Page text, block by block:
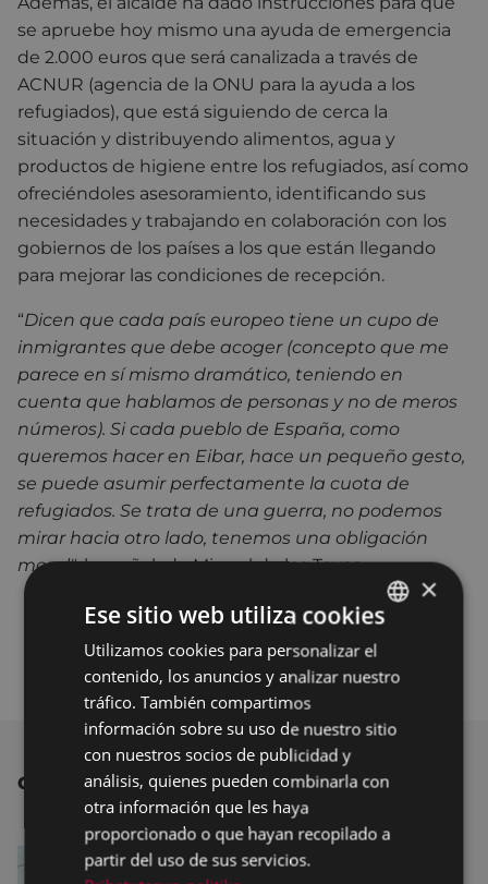
se apruebe hoy mismo una ayuda de emergencia
de 2.000 euros que será canalizada a través de
ACNUR (agencia de la ONU para la ayuda a los
refugiados), que está siguiendo de cerca la
situación y distribuyendo alimentos, agua y
productos de higiene entre los refugiados, así como
ofreciéndoles asesoramiento, identificando sus
necesidades y trabajando en colaboración con los
gobiernos de los países a los que están llegando
para mejorar las condiciones de recepción.
“Dicen que cada país europeo tiene un cupo de
inmigrantes que debe acoger (concepto que me
parece en sí mismo dramático, teniendo en
cuenta que hablamos de personas y no de meros
números). Si cada pueblo de España, como
queremos hacer en Eibar, hace un pequeño gesto,
se puede asumir perfectamente la cuota de
refugiados. Se trata de una guerra, no podemos
mirar hacia otro lado, tenemos una obligación
moral", ha señalado Miguel de los Toyos.
OTRAS NOTICIAS
BASQUE
SPANISH
×
Ese sitio web utiliza cookies
Utilizamos cookies para personalizar el
contenido, los anuncios y analizar nuestro
tráfico. También compartimos
información sobre su uso de nuestro sitio
con nuestros socios de publicidad y
análisis, quienes pueden combinarla con
otra información que les haya
proporcionado o que hayan recopilado a
partir del uso de sus servicios.